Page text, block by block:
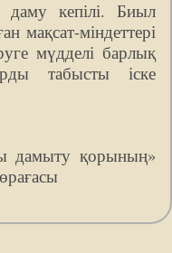
даму кепілі. Биыл
мақсат-міндеттері
мүдделі барлық
табысты іске
дамыту қорының»